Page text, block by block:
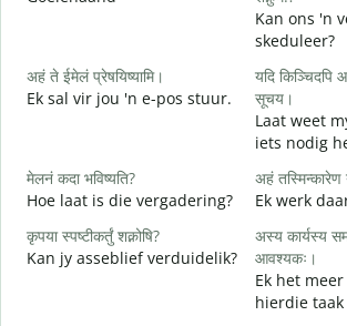
Kan ons 'n
skeduleer?
अहं ते ईमेलं प्रेषयिष्यामि।
Ek sal vir jou 'n e-pos stuur.
यदि किञ्चिदपि
सूचय।
Laat weet
iets nodig
मेलनं कदा भविष्यति?
Hoe laat is die vergadering?
अहं
Ek werk
कृपया स्पष्टीकर्तुं शक्नोषि?
Kan jy asseblief verduidelik?
अस्य कार्यस्य
आवश्यकः।
Ek het
hierdie